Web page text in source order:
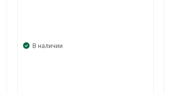
В наличии